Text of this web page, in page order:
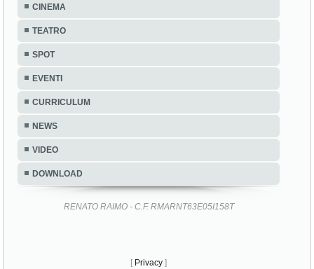
CINEMA
TEATRO
SPOT
EVENTI
CURRICULUM
NEWS
VIDEO
DOWNLOAD
RENATO RAIMO - C.F. RMARNT63E05I158T
[ Privacy ]